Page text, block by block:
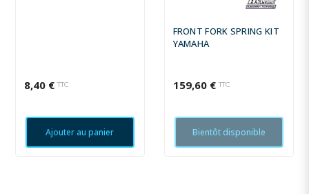
8,40 € TTC
Ajouter au panier
FRONT FORK SPRING KIT
YAMAHA
159,60 € TTC
Bientôt disponible